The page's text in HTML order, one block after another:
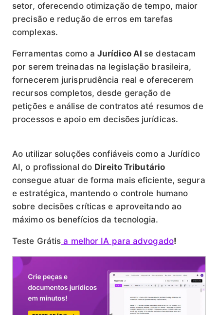
setor, oferecendo otimização de tempo, maior
precisão e redução de erros em tarefas
complexas.
Ferramentas como a Jurídico AI se destacam
por serem treinadas na legislação brasileira,
fornecerem jurisprudência real e oferecerem
recursos completos, desde geração de
petições e análise de contratos até resumos de
processos e apoio em decisões jurídicas.
Ao utilizar soluções confiáveis como a Jurídico
AI, o profissional do Direito Tributário
consegue atuar de forma mais eficiente, segura
e estratégica, mantendo o controle humano
sobre decisões críticas e aproveitando ao
máximo os benefícios da tecnologia.
Teste Grátis a melhor IA para advogado!